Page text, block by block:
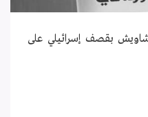
شاويش بقصف إسرائيلي على